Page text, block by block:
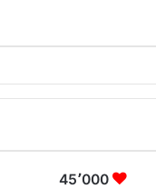
45٬000